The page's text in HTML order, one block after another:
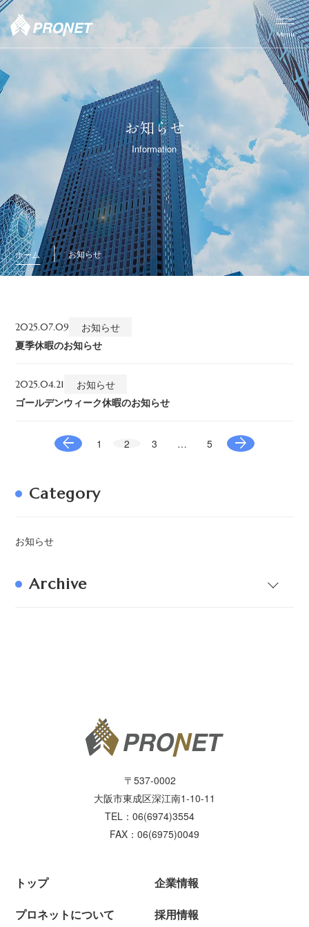
Menu
お知らせ
Information
ホーム お知らせ
2025.07.09
お知らせ
夏季休暇のお知らせ
2025.04.21
お知らせ
ゴールデンウィーク休暇のお知らせ
arrow_back 1 2 3 … 5 arrow_forward
Category
お知らせ
Archive
〒537-0002
大阪市東成区深江南1-10-11
TEL：06(6974)3554
FAX：06(6975)0049
トップ
プロネットについて
企業情報
採用情報